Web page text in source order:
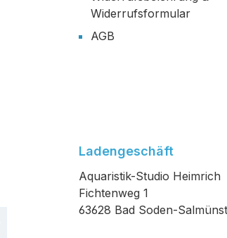
Widerrufsformular
AGB
Ladengeschäft
Aquaristik-Studio Heimrich
Fichtenweg 1
63628 Bad Soden-